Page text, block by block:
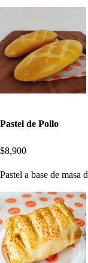
Pastel de Pollo
$8,900
Pastel a base de masa